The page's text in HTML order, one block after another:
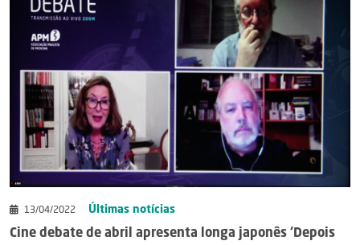
13/04/2022 Últimas notícias
Cine debate de abril apresenta longa japonês ‘Depois